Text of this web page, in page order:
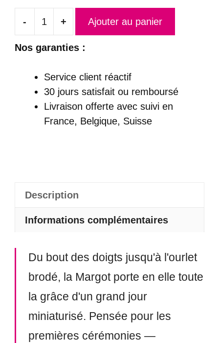
-
quantité
de
Princesse
Bébé
Fille
Manches
+ Ajouter au panier
Nos garanties :
Service client réactif
30 jours satisfait ou remboursé
Livraison offerte avec suivi en
France, Belgique, Suisse
Description
Informations complémentaires
Du bout des doigts jusqu'à l'ourlet
brodé, la Margot porte en elle toute
la grâce d'un grand jour
miniaturisé. Pensée pour les
premières cérémonies —